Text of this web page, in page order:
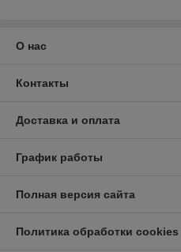
О нас
Контакты
Доставка и оплата
График работы
Полная версия сайта
Политика обработки cookies